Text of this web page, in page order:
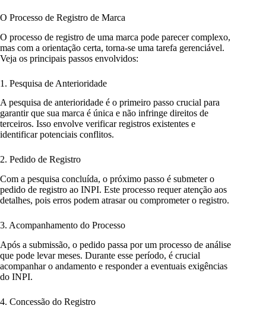
O Processo de Registro de Marca
O processo de registro de uma marca pode parecer complexo,
mas com a orientação certa, torna-se uma tarefa gerenciável.
Veja os principais passos envolvidos:
1. Pesquisa de Anterioridade
A pesquisa de anterioridade é o primeiro passo crucial para
garantir que sua marca é única e não infringe direitos de
terceiros. Isso envolve verificar registros existentes e
identificar potenciais conflitos.
2. Pedido de Registro
Com a pesquisa concluída, o próximo passo é submeter o
pedido de registro ao INPI. Este processo requer atenção aos
detalhes, pois erros podem atrasar ou comprometer o registro.
3. Acompanhamento do Processo
Após a submissão, o pedido passa por um processo de análise
que pode levar meses. Durante esse período, é crucial
acompanhar o andamento e responder a eventuais exigências
do INPI.
4. Concessão do Registro